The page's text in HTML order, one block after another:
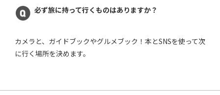
必ず旅に持って行くものはありますか？
カメラと、ガイドブックやグルメブック！本とSNSを使って次
に行く場所を決めます。